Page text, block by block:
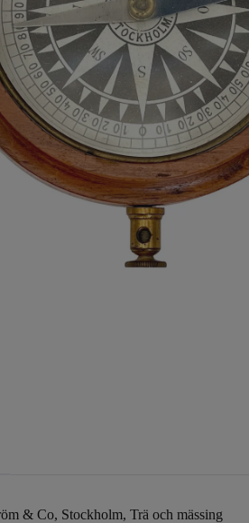
& Co, Stockholm, Trä och mässing